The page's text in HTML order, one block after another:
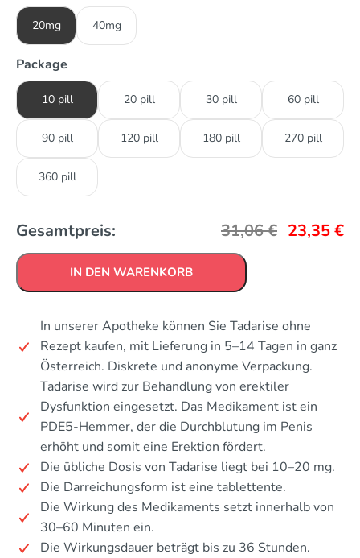
20mg 40mg
Package
10 pill 20 pill 30 pill 60 pill
90 pill 120 pill 180 pill 270 pill
360 pill
Gesamtpreis: 31,06€ 23,35€
IN DEN WARENKORB
In unserer Apotheke können Sie Tadarise ohne
Rezept kaufen, mit Lieferung in 5–14 Tagen in ganz
Österreich. Diskrete und anonyme Verpackung.
Tadarise wird zur Behandlung von erektiler
Dysfunktion eingesetzt. Das Medikament ist ein
PDE5-Hemmer, der die Durchblutung im Penis
erhöht und somit eine Erektion fördert.
Die übliche Dosis von Tadarise liegt bei 10–20 mg.
Die Darreichungsform ist eine tablettente.
Die Wirkung des Medikaments setzt innerhalb von
30–60 Minuten ein.
Die Wirkungsdauer beträgt bis zu 36 Stunden.